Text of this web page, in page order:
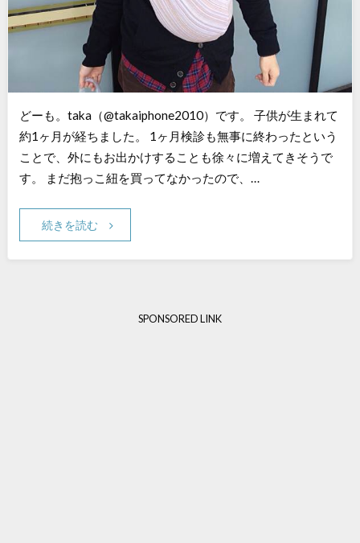
どーも。taka（@takaiphone2010）です。 子供が生まれて
約1ヶ月が経ちました。 1ヶ月検診も無事に終わったという
ことで、外にもお出かけすることも徐々に増えてきそうで
す。 まだ抱っこ紐を買ってなかったので、…
続きを読む
SPONSORED LINK